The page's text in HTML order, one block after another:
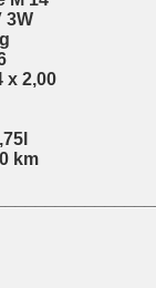
3W
x 2,00
km